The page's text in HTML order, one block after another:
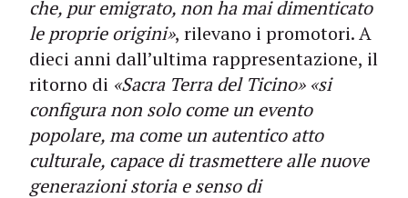
che, pur emigrato, non ha mai dimenticato
le proprie origini», rilevano i promotori. A
dieci anni dall’ultima rappresentazione, il
ritorno di «Sacra Terra del Ticino» «si
configura non solo come un evento
popolare, ma come un autentico atto
culturale, capace di trasmettere alle nuove
generazioni storia e senso di